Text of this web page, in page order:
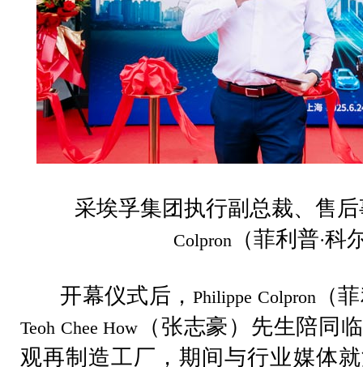
采埃孚集团执行副总裁、售
Colpron （菲利普·科
开幕仪式后，Philippe Colpron（
Teoh Chee How
（张志豪）先生陪同
观再制造工厂，期间与行业媒体